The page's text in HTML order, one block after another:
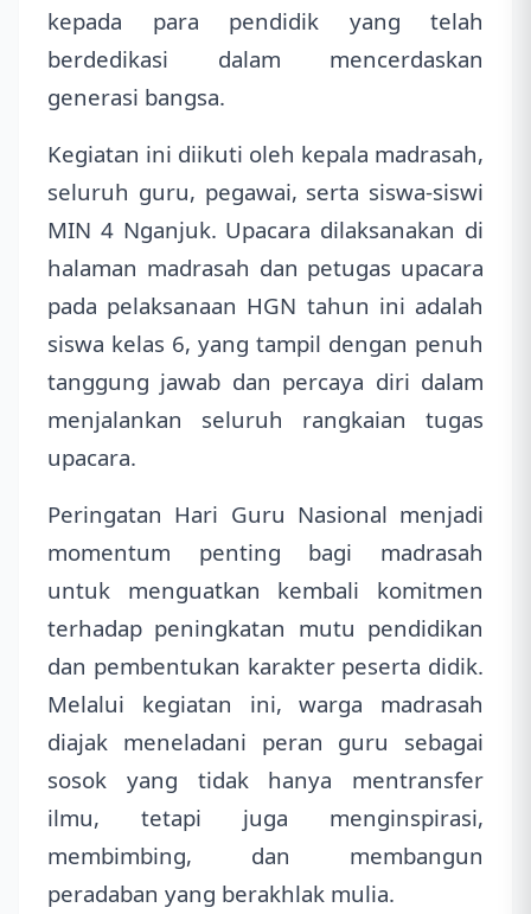
kepada para pendidik yang telah
berdedikasi dalam mencerdaskan
generasi bangsa.
Kegiatan ini diikuti oleh kepala madrasah,
seluruh guru, pegawai, serta siswa-siswi
MIN 4 Nganjuk. Upacara dilaksanakan di
halaman madrasah dan petugas upacara
pada pelaksanaan HGN tahun ini adalah
siswa kelas 6, yang tampil dengan penuh
tanggung jawab dan percaya diri dalam
menjalankan seluruh rangkaian tugas
upacara.
Peringatan Hari Guru Nasional menjadi
momentum penting bagi madrasah
untuk menguatkan kembali komitmen
terhadap peningkatan mutu pendidikan
dan pembentukan karakter peserta didik.
Melalui kegiatan ini, warga madrasah
diajak meneladani peran guru sebagai
sosok yang tidak hanya mentransfer
ilmu, tetapi juga menginspirasi,
membimbing, dan membangun
peradaban yang berakhlak mulia.